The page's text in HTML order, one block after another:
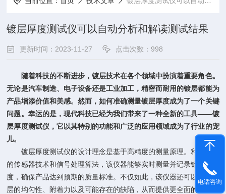
镀层厚度测试仪可以自动分析和解读测试结果
更新时间：2023-11-27 点击次数：998
随着科技的不断进步，镀层技术在各个领域中扮演着重要角色。
无论是汽车制造、电子设备还是工业加工，精密而耐用的镀层都能为
产品增添价值和美感。然而，如何准确测量镀层厚度成为了一个关键
问题。幸运的是，现代科技已经为我们带来了一种全新的工具——镀
层厚度测试仪，它以其特别的功能和广泛的应用领域成为了行业的宠
儿。
镀层厚度测试仪的设计理念是基于高精度的测量原理。利用先进
的传感器技术和信号处理算法，该仪器能够实时测量并记录镀层的厚
度，确保产品达到预期的质量标准。不仅如此，该仪器还可以检测镀
层的均匀性、附着力以及可能存在的缺陷，从而提供更全面的质量评
电话咨询